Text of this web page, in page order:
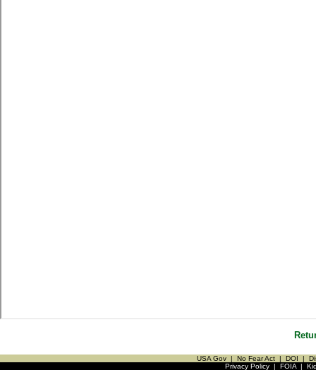
USA Gov | No Fear Act | DOI |
Privacy Policy| FOIA|